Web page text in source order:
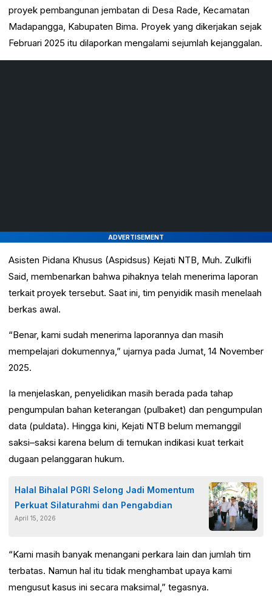
proyek pembangunan jembatan di Desa Rade, Kecamatan
Madapangga, Kabupaten Bima. Proyek yang dikerjakan sejak
Februari 2025 itu dilaporkan mengalami sejumlah kejanggalan.
ADVERTISEMENT
Asisten Pidana Khusus (Aspidsus) Kejati NTB, Muh. Zulkifli
Said, membenarkan bahwa pihaknya telah menerima laporan
terkait proyek tersebut. Saat ini, tim penyidik masih menelaah
berkas awal.
“Benar, kami sudah menerima laporannya dan masih
mempelajari dokumennya,” ujarnya pada Jumat, 14 November
2025.
Ia menjelaskan, penyelidikan masih berada pada tahap
pengumpulan bahan keterangan (pulbaket) dan pengumpulan
data (puldata). Hingga kini, Kejati NTB belum memanggil
saksi–saksi karena belum di temukan indikasi kuat terkait
dugaan pelanggaran hukum.
Halal Bihalal PGRI Selong Jadi Momentum
Perkuat Silaturahmi dan Pengabdian
April 15, 2026
“Kami masih banyak menangani perkara lain dan jumlah tim
terbatas. Namun hal itu tidak menghambat upaya kami
mengusut kasus ini secara maksimal,” tegasnya.